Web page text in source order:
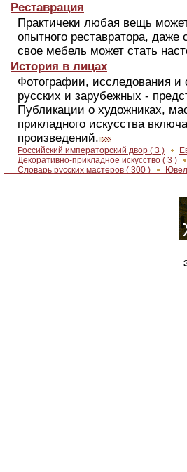
Реставрация
Практичеки любая вещь
опытного реставратора,
свое мебель может стать
История в лицах
Фотографии, исследования и
русских и зарубежных -
Публикации о художниках,
прикладного искусства
произведений.
Российский императорский двор ( 3 )
Декоративно-прикладное искусство ( 3 )
Словарь русских мастеров ( 300 )